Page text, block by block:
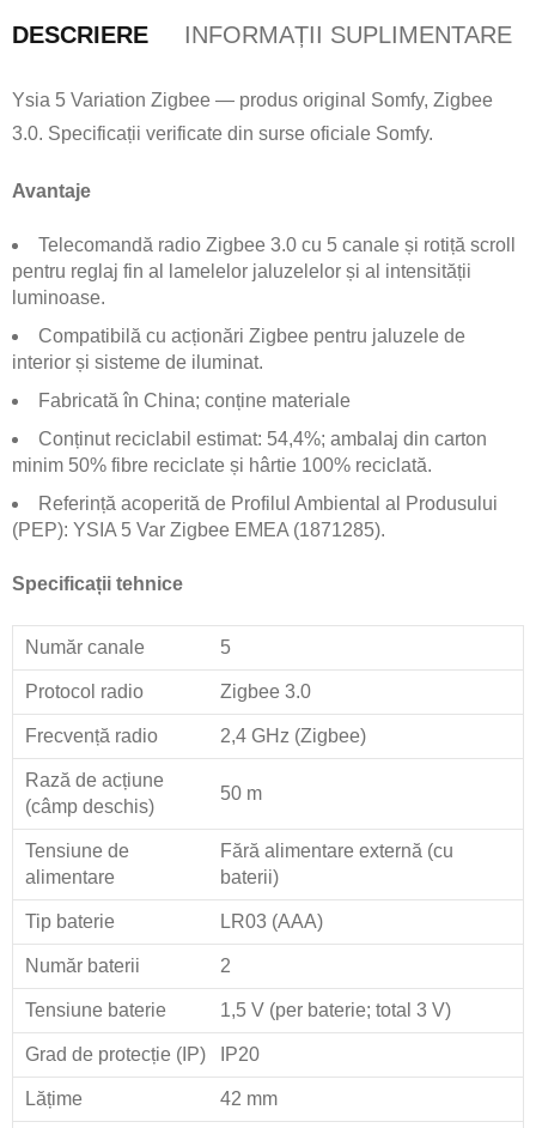
DESCRIERE INFORMAȚII SUPLIMENTARE
Ysia 5 Variation Zigbee — produs original Somfy, Zigbee
3.0. Specificații verificate din surse oficiale Somfy.
Avantaje
Telecomandă radio Zigbee 3.0 cu 5 canale și rotiță scroll
pentru reglaj fin al lamelelor jaluzelelor și al intensității
luminoase.
Compatibilă cu acționări Zigbee pentru jaluzele de
interior și sisteme de iluminat.
Fabricată în China; conține materiale
Conținut reciclabil estimat: 54,4%; ambalaj din carton
minim 50% fibre reciclate și hârtie 100% reciclată.
Referință acoperită de Profilul Ambiental al Produsului
(PEP): YSIA 5 Var Zigbee EMEA (1871285).
Specificații tehnice
Număr canale 5
Protocol radio Zigbee 3.0
Frecvență radio 2,4 GHz (Zigbee)
Rază de acțiune
(câmp deschis)
50 m
Tensiune de
alimentare
Fără alimentare externă (cu
baterii)
Tip baterie LR03 (AAA)
Număr baterii 2
Tensiune baterie 1,5 V (per baterie; total 3 V)
Grad de protecție (IP) IP20
Lățime 42 mm